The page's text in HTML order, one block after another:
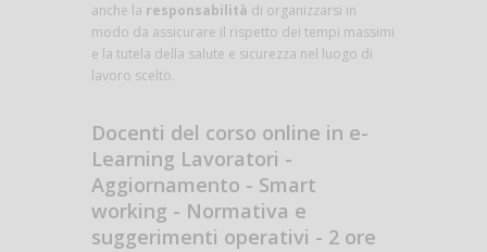
anche la responsabilità di organizzarsi in
modo da assicurare il rispetto dei tempi massimi
e la tutela della salute e sicurezza nel luogo di
lavoro scelto.
Docenti del corso online in e-
Learning Lavoratori -
Aggiornamento - Smart
working - Normativa e
suggerimenti operativi - 2 ore